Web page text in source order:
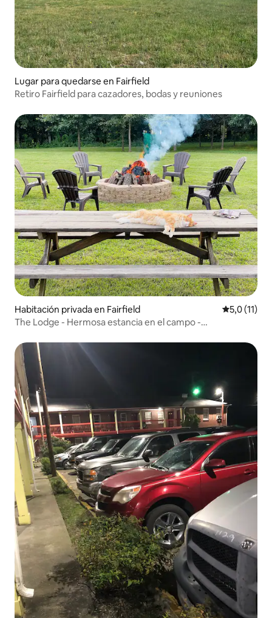
Lugar para quedarse en Fairfield
Retiro Fairfield para cazadores, bodas y reuniones
Habitación privada en Fairfield Calificación
5,0 (11)
The Lodge - Hermosa estancia en el campo -